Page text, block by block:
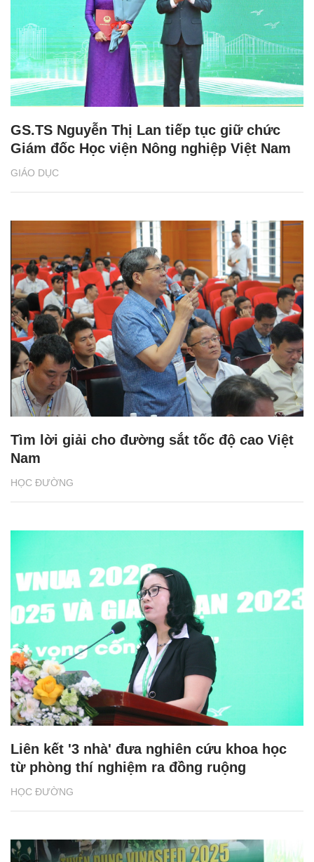
GIÁO DỤC
GS.TS Nguyễn Thị Lan tiếp tục giữ chức
Giám đốc Học viện Nông nghiệp Việt Nam
HỌC ĐƯỜNG
Tìm lời giải cho đường sắt tốc độ cao Việt
Nam
HỌC ĐƯỜNG
Liên kết '3 nhà' đưa nghiên cứu khoa học
từ phòng thí nghiệm ra đồng ruộng